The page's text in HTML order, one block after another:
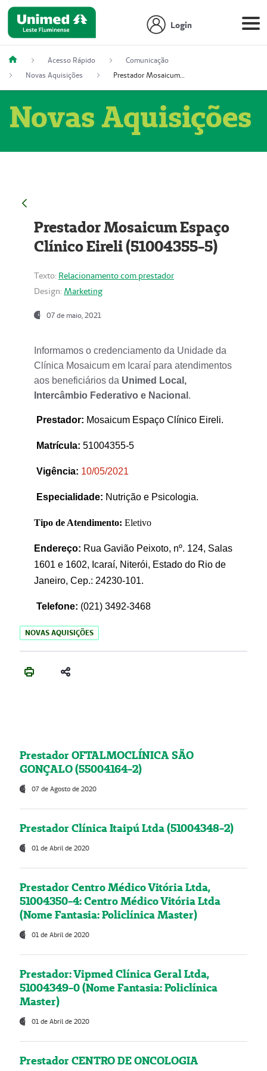
Login
Acesso Rápido
Comunicação
Novas Aquisições
Prestador Mosaicum Espaço Clínico Eireli (51004355-5)
Novas Aquisições
Prestador Mosaicum Espaço
Clínico Eireli (51004355-5)
Texto: Relacionamento com prestador
Design: Marketing
07 de maio, 2021
Informamos o credenciamento da Unidade da
Clínica Mosaicum em Icaraí para atendimentos
aos beneficiários da Unimed Local,
Intercâmbio Federativo e Nacional .
Prestador: Mosaicum Espaço Clínico Eireli.
Matrícula: 51004355-5
Vigência: 10/05/2021
Especialidade: Nutrição e Psicologia.
Tipo de Atendimento: Eletivo
Endereço: Rua Gavião Peixoto, nº. 124, Salas
1601 e 1602, Icaraí, Niterói, Estado do Rio de
Janeiro, Cep.: 24230-101.
Telefone: (021) 3492-3468
NOVAS AQUISIÇÕES
Prestador OFTALMOCLÍNICA SÃO
GONÇALO (55004164-2)
07 de Agosto de 2020
Prestador Clínica Itaipú Ltda (51004348-2)
01 de Abril de 2020
Prestador Centro Médico Vitória Ltda,
51004350-4: Centro Médico Vitória Ltda
(Nome Fantasia: Policlínica Master)
01 de Abril de 2020
Prestador: Vipmed Clínica Geral Ltda,
51004349-0 (Nome Fantasia: Policlínica
Master)
01 de Abril de 2020
Prestador CENTRO DE ONCOLOGIA